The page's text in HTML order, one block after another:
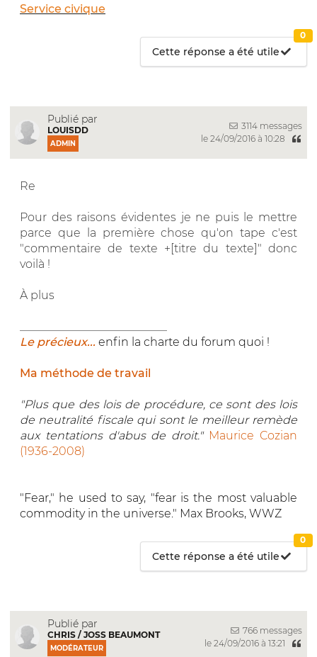
Service civique
Cette réponse a été utile
0
Publié par
LOUISDD
ADMIN
3114 messages
le 24/09/2016 à 10:28
Re
Pour des raisons évidentes je ne puis le mettre
parce que la première chose qu'on tape c'est
"commentaire de texte +[titre du texte]" donc
voilà !
À plus
Le précieux... enfin la charte du forum quoi !
Ma méthode de travail
"Plus que des lois de procédure, ce sont des lois
de neutralité fiscale qui sont le meilleur remède
aux tentations d'abus de droit." Maurice Cozian
(1936-2008)
"Fear," he used to say, "fear is the most valuable
commodity in the universe." Max Brooks, WWZ
Cette réponse a été utile
0
Publié par
CHRIS / JOSS BEAUMONT
MODÉRATEUR
766 messages
le 24/09/2016 à 13:21